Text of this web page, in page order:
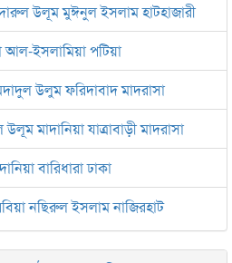
উলূম মুঈনুল ইসলাম হাটহাজারী
ইসলামিয়া পটিয়া
উলুম ফরিদাবাদ মাদরাসা
মাদানিয়া যাত্রাবাড়ী মাদরাসা
বারিধারা ঢাকা
নছিরুল ইসলাম নাজিরহাট
আল-ইসলামিয়া চট্টগ্রাম